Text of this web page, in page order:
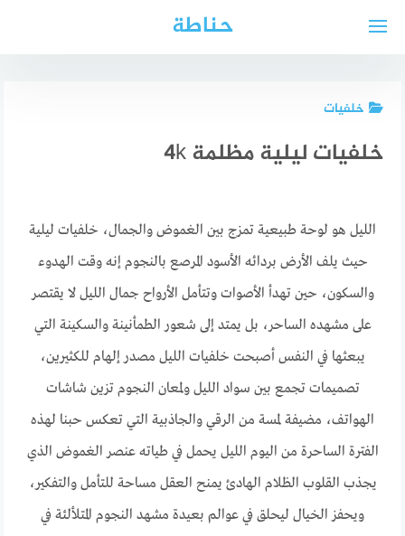
حناطة
خلفيات
خلفيات ليلية مظلمة 4k
الليل هو لوحة طبيعية تمزج بين الغموض والجمال، خلفيات ليلية
حيث يلف الأرض بردائه الأسود المرصع بالنجوم إنه وقت الهدوء
والسكون، حين تهدأ الأصوات وتتأمل الأرواح جمال الليل لا يقتصر
على مشهده الساحر، بل يمتد إلى شعور الطمأنينة والسكينة التي
يبعثها في النفس أصبحت خلفيات الليل مصدر إلهام للكثيرين،
تصميمات تجمع بين سواد الليل ولمعان النجوم تزين شاشات
الهواتف، مضيفة لمسة من الرقي والجاذبية التي تعكس حبنا لهذه
الفترة الساحرة من اليوم الليل يحمل في طياته عنصر الغموض الذي
يجذب القلوب الظلام الهادئ يمنح العقل مساحة للتأمل والتفكير،
ويحفز الخيال ليحلق في عوالم بعيدة مشهد النجوم المتلألئة في